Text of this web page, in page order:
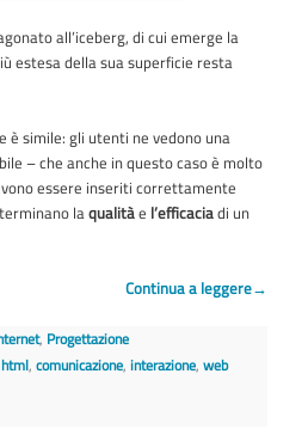
all’iceberg, di cui emerge la
estesa della sua superficie resta
è simile: gli utenti ne vedono una
– che anche in questo caso è molto
essere inseriti correttamente
laqualitàe l’efficaciadi un
Continua a leggere→
, Progettazione
,comunicazione,interazione,web